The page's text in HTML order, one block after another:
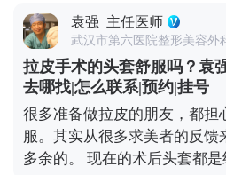
号、百家号、小红薯）预约面
度下垂，比如出现“羊腮”、下
令纹深到显老，可能就得选拉
手术提升深层组织，效果更彻
像MCR复合提升术这种正规术
上优化了层次分离和固定方式
又希望恢复自然的朋友。最后
一定要找正规医院的经验丰富
说清楚，多看看相似案例，这
袁强 主任医师
武汉市第六医院整形美容外
拉皮手术的头套舒服吗？袁
去哪找|怎么联系|预约|挂号
很多准备做拉皮的朋友，都担
服。其实从很多求美者的反馈
多余的。 现在的术后头套都是经过多次改良的，材质